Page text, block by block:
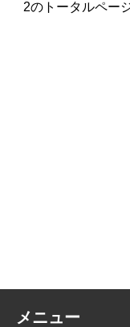
2のトータルペー
メニュー